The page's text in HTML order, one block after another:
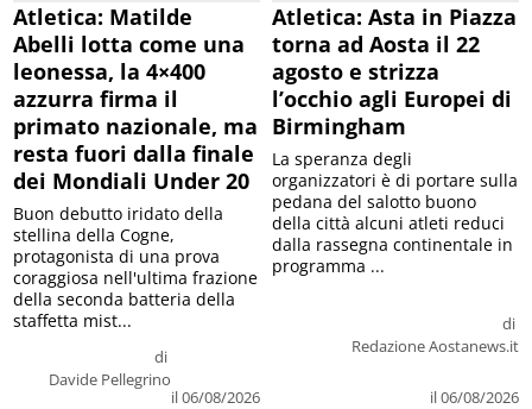
Atletica: Matilde
Abelli lotta come una
leonessa, la 4×400
azzurra firma il
primato nazionale, ma
resta fuori dalla finale
dei Mondiali Under 20
di
Davide Pellegrino
il 06/08/2026
Buon debutto iridato della
stellina della Cogne,
protagonista di una prova
coraggiosa nell'ultima frazione
della seconda batteria della
staffetta mist...
Atletica: Asta in Piazza
torna ad Aosta il 22
agosto e strizza
l’occhio agli Europei di
Birmingham
di
Redazione Aostanews.it
il 06/08/2026
La speranza degli
organizzatori è di portare sulla
pedana del salotto buono
della città alcuni atleti reduci
dalla rassegna continentale in
programma ...